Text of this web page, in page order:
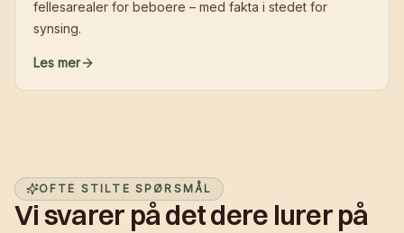
fellesarealer for beboere – med fakta i stedet for
synsing.
Les mer
OFTE STILTE SPØRSMÅL
Vi svarer på det dere lurer på